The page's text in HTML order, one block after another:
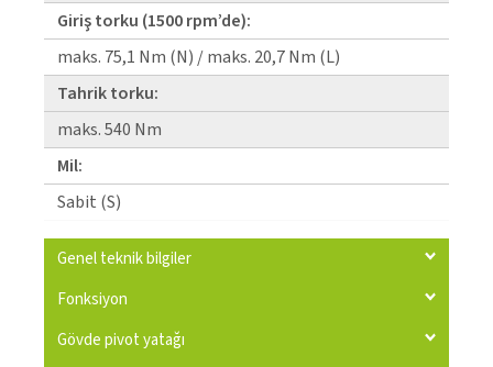
Giriş torku (1500 rpm’de):
maks. 75,1 Nm (N) / maks. 20,7 Nm (L)
Tahrik torku:
maks. 540 Nm
Mil:
Sabit (S)
Genel teknik bilgiler
Fonksiyon
Gövde pivot yatağı